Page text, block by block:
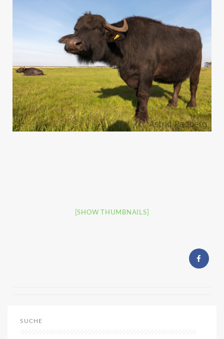
[SHOW THUMBNAILS]
SUCHE